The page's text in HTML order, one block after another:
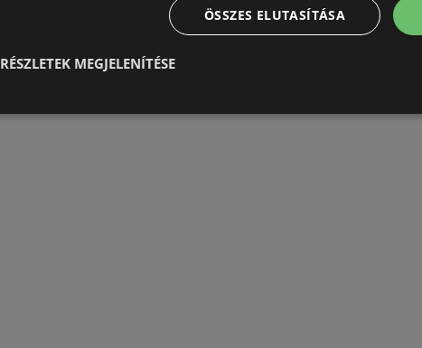
ÖSSZES ELUTASÍTÁSA
RÉSZLETEK MEGJELENÍTÉSE